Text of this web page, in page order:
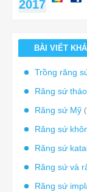
2017
BÀI VIẾT
Trồng răng
Răng sứ
Răng sứ Mỹ
Răng sứ
Răng sứ
Răng sứ và
Răng sứ